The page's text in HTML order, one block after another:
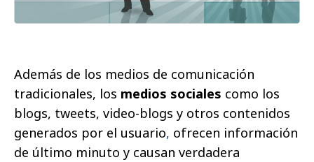
Además de los medios de comunicación
tradicionales, los medios sociales como los
blogs, tweets, video-blogs y otros contenidos
generados por el usuario, ofrecen información
de último minuto y causan verdadera